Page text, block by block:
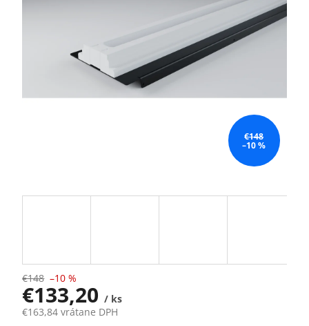
€148
–10 %
€148 –10 %
€133,20/ ks
€163,84 vrátane DPH